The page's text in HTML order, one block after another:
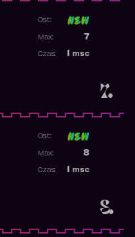
7.
Ost:
7
Max:
msc
Czas:
8.
Ost:
8
Max:
msc
Czas: